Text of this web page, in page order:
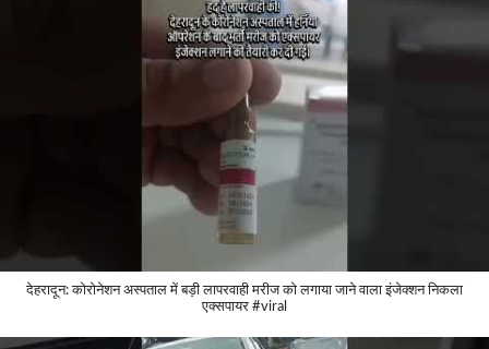
देहरादून: कोरोनेशन अस्पताल में बड़ी लापरवाही मरीज को लगाया जाने वाला इंजेक्शन निकला
एक्सपायर #viral